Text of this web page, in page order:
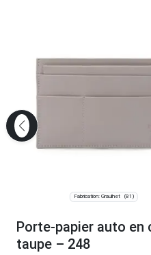
Fabrication: Graulhet (81)
Porte-papier auto en
taupe – 248